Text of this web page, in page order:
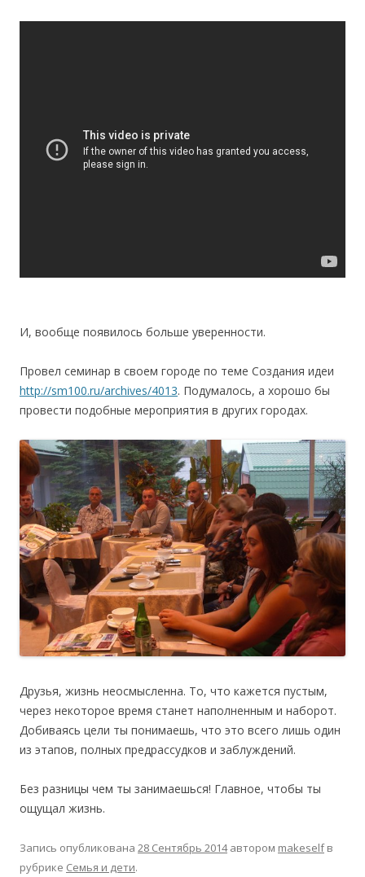
И, вообще появилось больше уверенности.
Провел семинар в своем городе по теме Создания идеи
http://sm100.ru/archives/4013. Подумалось, а хорошо бы
провести подобные мероприятия в других городах.
Друзья, жизнь неосмысленна. То, что кажется пустым,
через некоторое время станет наполненным и наборот.
Добиваясь цели ты понимаешь, что это всего лишь один
из этапов, полных предрассудков и заблуждений.
Без разницы чем ты занимаешься! Главное, чтобы ты
ощущал жизнь.
Запись опубликована 28 Сентябрь 2014автором makeselfв
рубрике Семья и дети.